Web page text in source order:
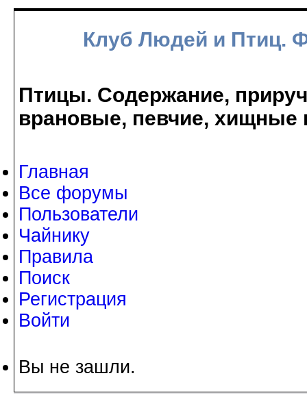
Клуб Людей и Птиц.
Птицы. Содержание,
врановые, певчие, хищные
Главная
Все форумы
Пользователи
Чайнику
Правила
Поиск
Регистрация
Войти
Вы не зашли.